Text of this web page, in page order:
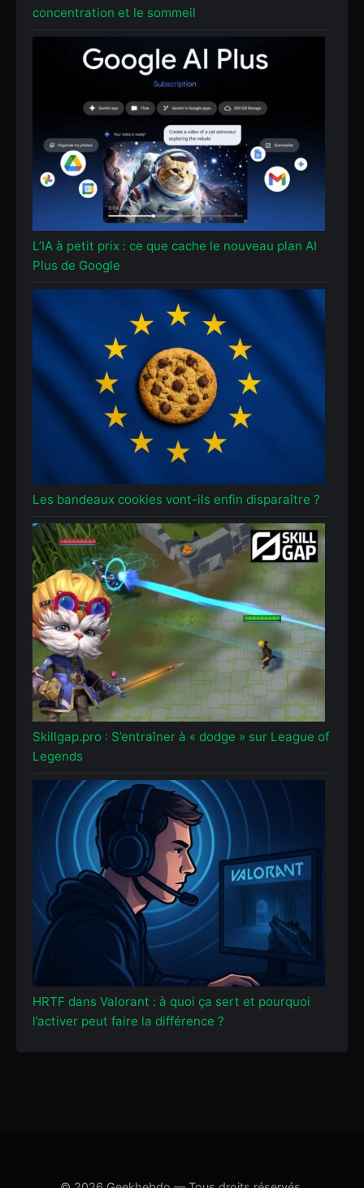
concentration et le sommeil
L’IA à petit prix : ce que cache le nouveau plan AI
Plus de Google
Les bandeaux cookies vont-ils enfin disparaître ?
Skillgap.pro : S’entraîner à « dodge » sur League of
Legends
HRTF dans Valorant : à quoi ça sert et pourquoi
l’activer peut faire la différence ?